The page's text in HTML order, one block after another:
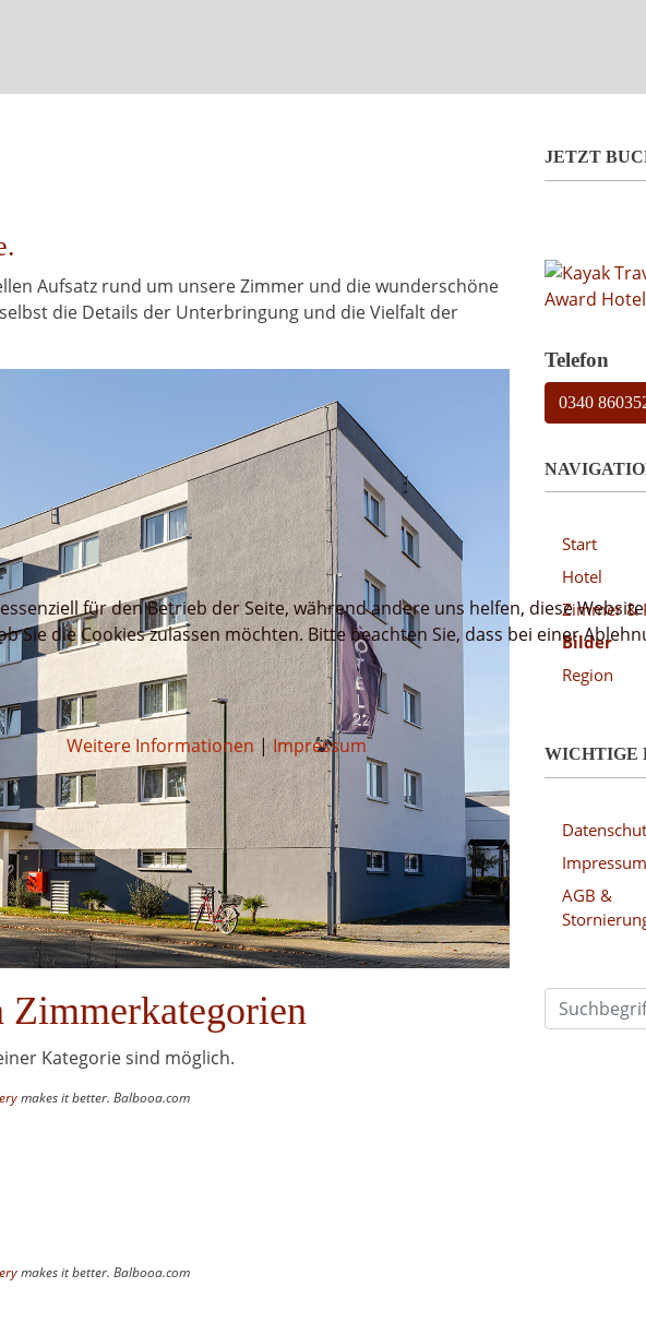
Aufsatz rund um unsere Zimmer und die wunderschöne
die Details der Unterbringung und die Vielfalt der
Zimmerkategorien
Kategorie sind möglich.
makes it better. Balbooa.com
makes it better. Balbooa.com
JETZT
Telefon
0340
Start
Hotel
Zimmer &
Bilder
Region
WICHTIGE
Impressum
AGB &
für den Betrieb der Seite, während andere uns helfen, diese
Sie die Cookies zulassen möchten. Bitte beachten Sie, dass bei einer
Weitere Informationen|Impressum